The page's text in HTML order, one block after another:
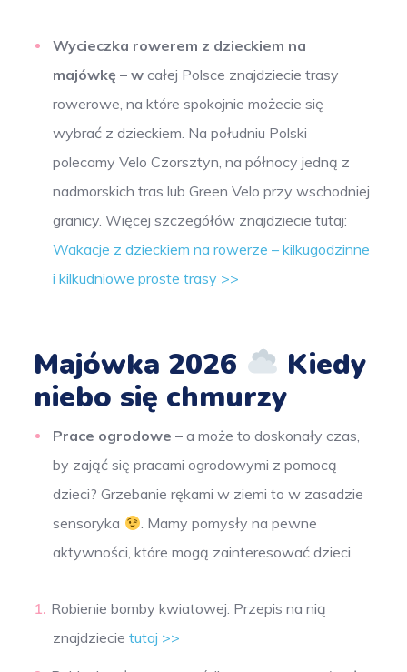
Wycieczka rowerem z dzieckiem na
majówkę – w całej Polsce znajdziecie trasy
rowerowe, na które spokojnie możecie się
wybrać z dzieckiem. Na południu Polski
polecamy Velo Czorsztyn, na północy jedną z
nadmorskich tras lub Green Velo przy wschodniej
granicy. Więcej szczegółów znajdziecie tutaj:
Wakacje z dzieckiem na rowerze – kilkugodzinne
i kilkudniowe proste trasy >>
Majówka 2026
Kiedy
niebo się chmurzy
Prace ogrodowe –a może to doskonały czas,
by zająć się pracami ogrodowymi z pomocą
dzieci? Grzebanie rękami w ziemi to w zasadzie
sensoryka
. Mamy pomysły na pewne
aktywności, które mogą zainteresować dzieci.
Robienie bomby kwiatowej. Przepis na nią
znajdziecietutaj >>